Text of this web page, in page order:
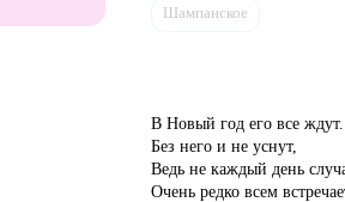
Шампанское
В Новый год его все ждут.
Без него и не уснут,
Ведь не каждый день
Очень редко всем